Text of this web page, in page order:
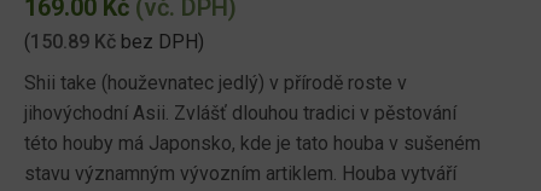
169.00 Kč (vč. DPH)
(150.89 Kč bez DPH)
Shii take (houževnatec jedlý) v přírodě roste v
jihovýchodní Asii. Zvlášť dlouhou tradici v pěstování
této houby má Japonsko, kde je tato houba v sušeném
stavu významným vývozním artiklem. Houba vytváří